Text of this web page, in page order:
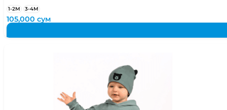
1-2М 3-4М
105,000сум